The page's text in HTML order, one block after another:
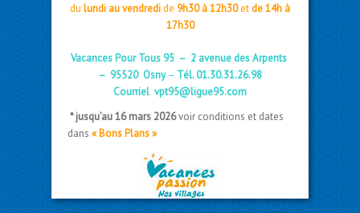
du lundi au vendredide 9h30 à 12h30etde 14h à
17h30
Vacances Pour Tous 95 – 2 avenue des Arpents
– 95520 Osny– Tél. 01.30.31.26.98
Courriel vpt95@ligue95.com
* jusqu’au 16 mars 2026voir conditions et dates
dans « Bons Plans »